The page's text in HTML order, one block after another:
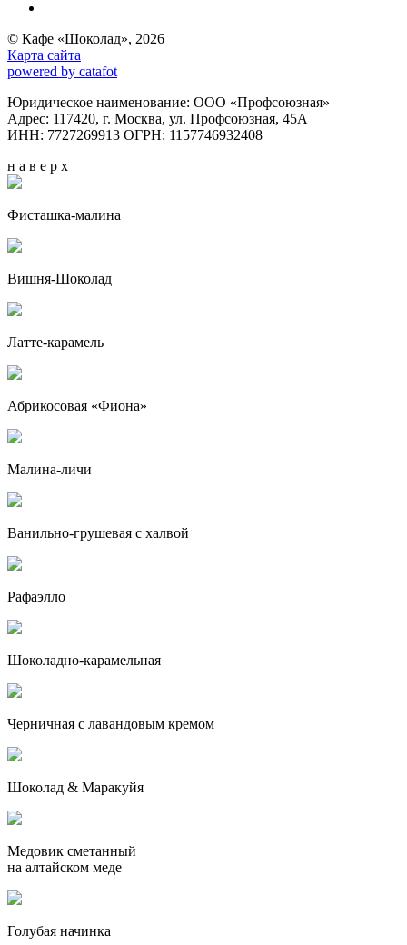
© Кафе «Шоколад», 2026
Карта сайта
powered by catafot
Юридическое наименование: ООО «Профсоюзная»
Адрес: 117420, г. Москва, ул. Профсоюзная, 45А
ИНН: 7727269913 ОГРН: 1157746932408
н а в е р х
Фисташка-малина
Вишня-Шоколад
Латте-карамель
Абрикосовая «Фиона»
Малина-личи
Ванильно-грушевая с халвой
Рафаэлло
Шоколадно-карамельная
Черничная с лавандовым кремом
Шоколад & Маракуйя
Медовик сметанный
на алтайском меде
Голубая начинка